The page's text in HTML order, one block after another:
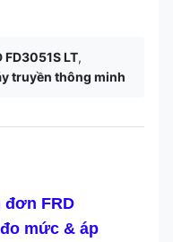
FD3051S LT,
truyền thông minh
đơn FRD
mức & áp